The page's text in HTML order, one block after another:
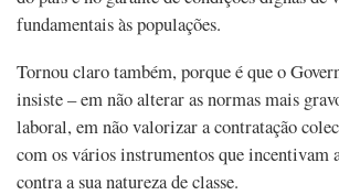
fundamentais às populações.
Tornou claro também, porque é que o
insiste – em não alterar as normas mais
laboral, em não valorizar a contratação
com os vários instrumentos que incentivam
contra a sua natureza de classe.